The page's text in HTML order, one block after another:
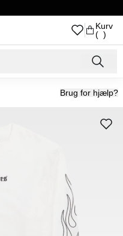
Kurv
( )
Brug for hjælp?